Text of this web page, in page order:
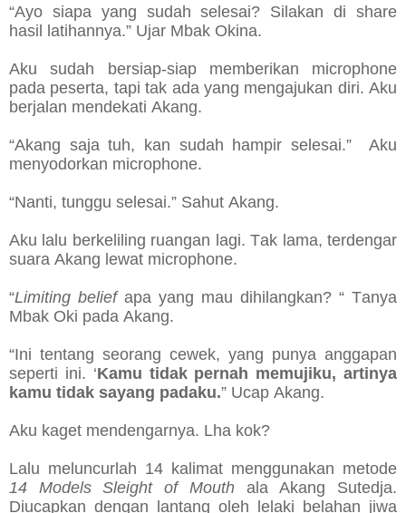
“Ayo siapa yang sudah selesai? Silakan di share
hasil latihannya.” Ujar Mbak Okina.
Aku sudah bersiap-siap memberikan microphone
pada peserta, tapi tak ada yang mengajukan diri. Aku
berjalan mendekati Akang.
“Akang saja tuh, kan sudah hampir selesai.” Aku
menyodorkan microphone.
“Nanti, tunggu selesai.” Sahut Akang.
Aku lalu berkeliling ruangan lagi. Tak lama, terdengar
suara Akang lewat microphone.
“Limiting belief apa yang mau dihilangkan? “ Tanya
Mbak Oki pada Akang.
“Ini tentang seorang cewek, yang punya anggapan
seperti ini. ‘Kamu tidak pernah memujiku, artinya
kamu tidak sayang padaku.” Ucap Akang.
Aku kaget mendengarnya. Lha kok?
Lalu meluncurlah 14 kalimat menggunakan metode
14 Models Sleight of Mouthala Akang Sutedja.
Diucapkan dengan lantang oleh lelaki belahan jiwa